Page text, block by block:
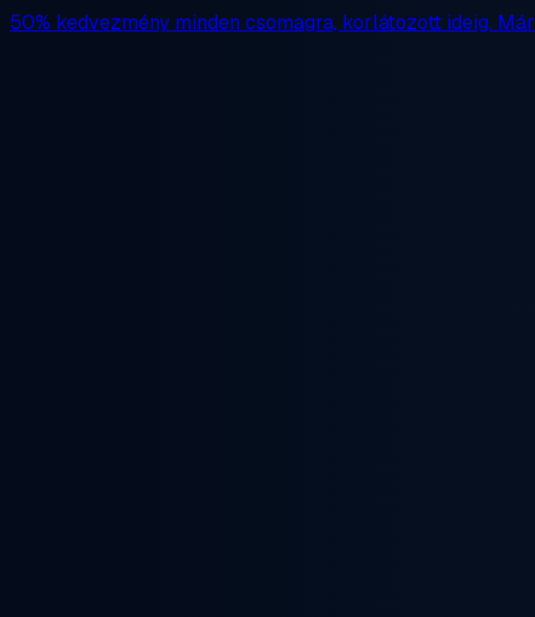
50% kedvezmény minden csomagra, korlátozott ideig. Már